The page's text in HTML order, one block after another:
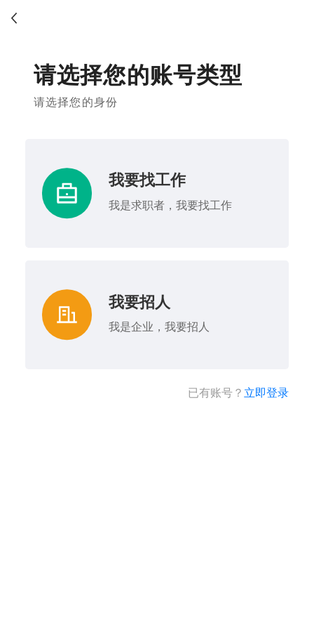
请选择您的账号类型
请选择您的身份
我要找工作
我是求职者，我要找工作
我要招人
我是企业，我要招人
已有账号？ 立即登录